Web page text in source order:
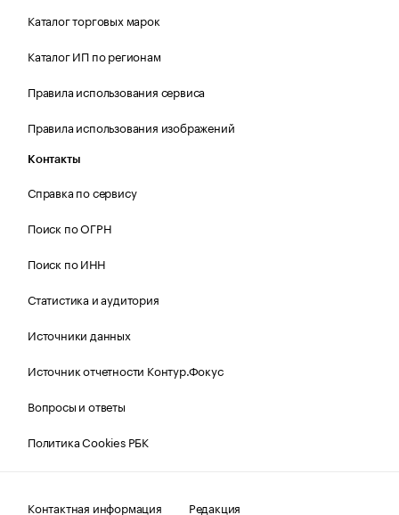
Каталог торговых марок
Каталог ИП по регионам
Правила использования сервиса
Правила использования изображений
Контакты
Справка по сервису
Поиск по ОГРН
Поиск по ИНН
Статистика и аудитория
Источники данных
Источник отчетности Контур.Фокус
Вопросы и ответы
Политика Cookies РБК
Контактная информация Редакция